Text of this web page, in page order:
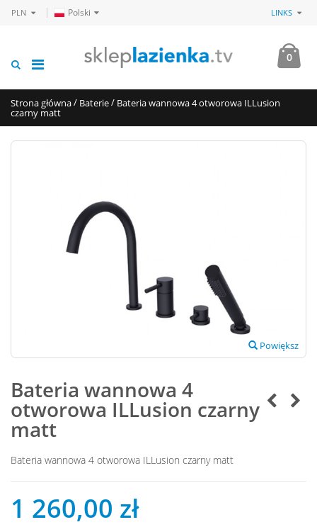
PLN Polski LINKS
0
Strona główna/ Baterie/ Bateria wannowa 4 otworowa ILLusion
czarny matt
Powiększ
Bateria wannowa 4
otworowa ILLusion czarny
matt
Bateria wannowa 4 otworowa ILLusion czarny matt
1 260,00 zł